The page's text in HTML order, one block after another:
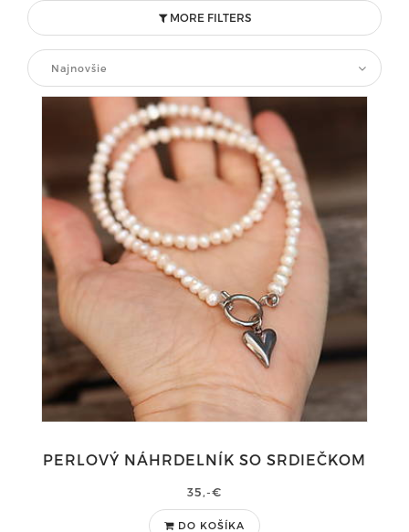
MORE FILTERS
Najnovšie
PERLOVÝ NÁHRDELNÍK SO SRDIEČKOM
35,-€
DO KOŠÍKA